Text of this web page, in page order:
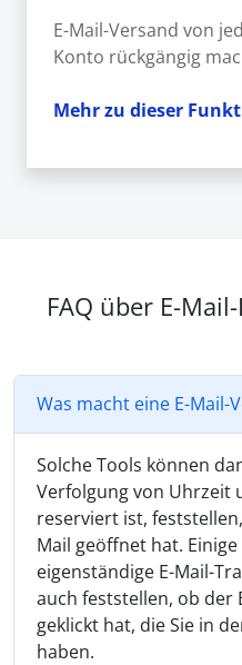
E-Mail-Versand von
Konto rückgängig
Mehr zu dieser
FAQ über E-
Was macht eine E-Mail-
Solche Tools können
Verfolgung von Uhrzeit
reserviert ist,
Mail geöffnet hat.
eigenständige E-Mail-
auch feststellen, ob der
geklickt hat, die Sie in
haben.